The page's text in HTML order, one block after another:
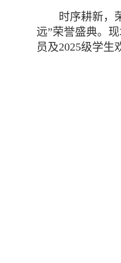
时序耕新，
远”荣誉盛典。
员及2025级学生